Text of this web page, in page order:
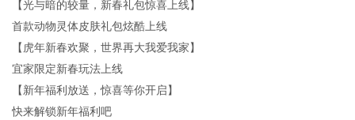
【光与暗的较量，新春礼包惊喜上线】
首款动物灵体皮肤礼包炫酷上线
【虎年新春欢聚，世界再大我爱我家】
宜家限定新春玩法上线
【新年福利放送，惊喜等你开启】
快来解锁新年福利吧